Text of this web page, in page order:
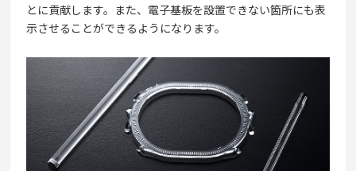
とに貢献します。また、電子基板を設置できない箇所にも表
示させることができるようになります。